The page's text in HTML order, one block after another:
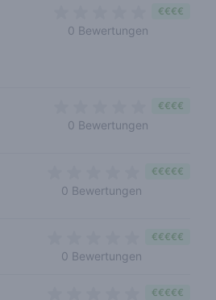
0 Bewertungen
€€€€
0 Bewertungen
€€€€
0 Bewertungen
€€€€€
0 Bewertungen
€€€€€
€€€€€